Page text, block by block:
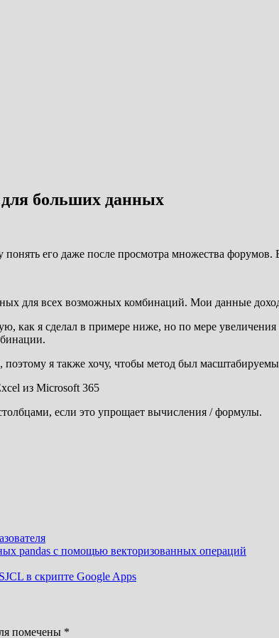
больших данных
его даже после просмотра множества форумов.
для всех возможных комбинаций. Мои данные
как я сделал в примере ниже, но по мере
поэтому я также хочу, чтобы метод был
из Microsoft 365
если это упрощает вычисления / формулы.
pandas с помощью векторизованных операций
в скрипте Google Apps
помечены *